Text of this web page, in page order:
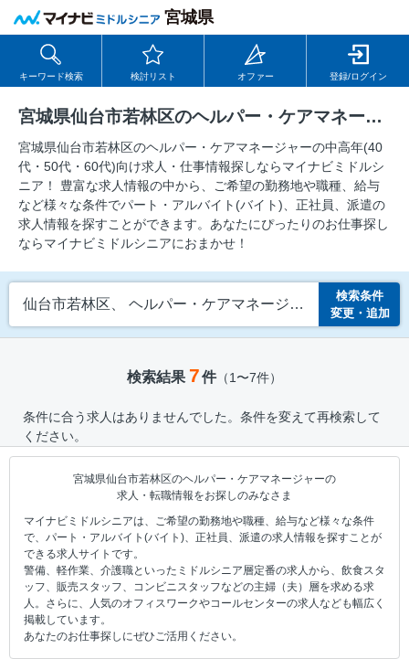
宮城県
キーワード検索 検討リスト オファー 登録/ログイン
宮城県仙台市若林区のヘルパー・ケアマネージャーの求人
宮城県仙台市若林区のヘルパー・ケアマネージャーの中⾼年(40
代・50代・60代)向け求⼈・仕事情報探しならマイナビミドルシ
ニア！ 豊富な求人情報の中から、ご希望の勤務地や職種、給与
など様々な条件でパート・アルバイト(バイト)、正社員、派遣の
求人情報を探すことができます。あなたにぴったりのお仕事探し
ならマイナビミドルシニアにおまかせ！
仙台市若林区、 ヘルパー・ケアマネージャー
検索条件
変更・追加
検索結果 7件（1〜7件）
条件に合う求人はありませんでした。条件を変えて再検索して
ください。
宮城県仙台市若林区のヘルパー・ケアマネージャーの
求人・転職情報をお探しのみなさま
マイナビミドルシニアは、ご希望の勤務地や職種、給与など様々な条件
で、パート・アルバイト(バイト)、正社員、派遣の求人情報を探すことが
できる求人サイトです。
警備、軽作業、介護職といったミドルシニア層定番の求人から、飲食スタ
ッフ、販売スタッフ、コンビニスタッフなどの主婦（夫）層を求める求
人。さらに、人気のオフィスワークやコールセンターの求人なども幅広く
掲載しています。
あなたのお仕事探しにぜひご活用ください。